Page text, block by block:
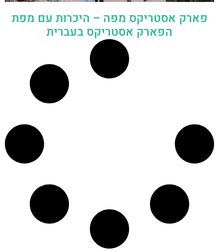
פארק אסטריקס מפה – היכרות עם מפת
הפארק אסטריקס בעברית